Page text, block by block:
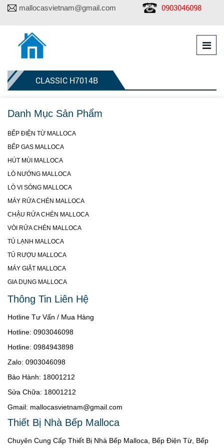
mallocasvietnam@gmail.com 0903046098
CLASSIC H7014B
Danh Mục Sản Phẩm
BẾP ĐIỆN TỪ MALLOCA
BẾP GAS MALLOCA
HÚT MÙI MALLOCA
LÒ NƯỚNG MALLOCA
LÒ VI SÓNG MALLOCA
MÁY RỬA CHÉN MALLOCA
CHẬU RỬA CHÉN MALLOCA
VÒI RỬA CHÉN MALLOCA
TỦ LẠNH MALLOCA
TỦ RƯỢU MALLOCA
MÁY GIẶT MALLOCA
GIA DỤNG MALLOCA
Thông Tin Liên Hệ
Hotline Tư Vấn / Mua Hàng
Hotline: 0903046098
Hotline: 0984943898
Zalo: 0903046098
Bảo Hành: 18001212
Sửa Chữa: 18001212
Gmail: mallocasvietnam@gmail.com
Thiết Bị Nhà Bếp Malloca
Chuyên Cung Cấp Thiết Bị Nhà Bếp Malloca, Bếp Điện Từ, Bếp